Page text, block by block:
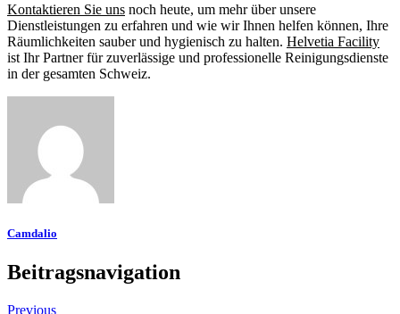
Kontaktieren Sie uns noch heute, um mehr über unsere
Dienstleistungen zu erfahren und wie wir Ihnen helfen können, Ihre
Räumlichkeiten sauber und hygienisch zu halten. Helvetia Facility
ist Ihr Partner für zuverlässige und professionelle Reinigungsdienste
in der gesamten Schweiz.
Camdalio
Beitragsnavigation
Previous